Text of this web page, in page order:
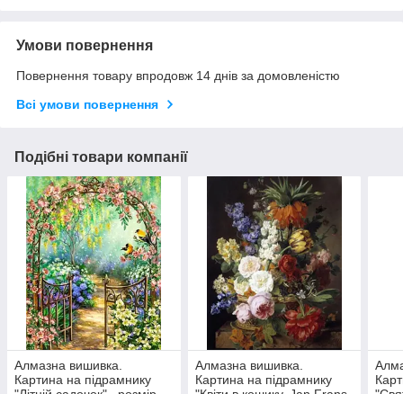
Умови повернення
Повернення товару впродовж 14 днів за домовленістю
Всі умови повернення
Подібні товари компанії
Алмазна вишивка.
Картина на підрамнику
Алмазна вишивка.
Картина на підрамнику